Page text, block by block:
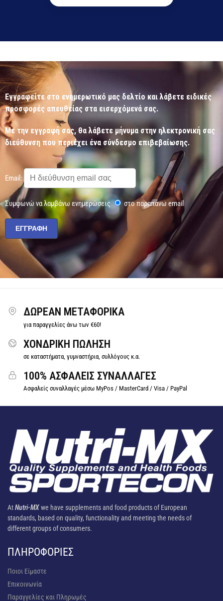
Εγγραφείτε στο ενημερωτικό μας δελτίο και λάβετε ειδικές
προσφορές απευθείας στα εισερχόμενά σας.
Με την εγγραφή σας, θα λάβετε μήνυμα στην ηλεκτρονική σας
διεύθυνση που περιέχει ένα σύνδεσμο επιβεβαίωσης.
Email:
Συμφωνώ να λαμβάνω ενημερώσεις στο παραπάνω email
ΔΩΡΕΆΝ ΜΕΤΑΦΟΡΙΚΆ
για παραγγελίες άνω των €60!
ΧΟΝΔΡΙΚΗ ΠΩΛΗΣΗ
σε καταστήματα, γυμναστήρια, συλλόγους κ.α.
100% ΑΣΦΑΛΕΙΣ ΣΥΝΑΛΛΑΓΕΣ
Ασφαλείς συναλλαγές μέσω MyPos / MasterCard / Visa / PayPal
AtNutri-MXwe have supplements and food products of European
standards, based on quality, functionality and meeting the needs of
different groups of consumers.
ΠΛΗΡΟΦΟΡΊΕΣ
Ποιοι Είμαστε
Επικοινωνία
Παραγγελίες και Πληρωμές